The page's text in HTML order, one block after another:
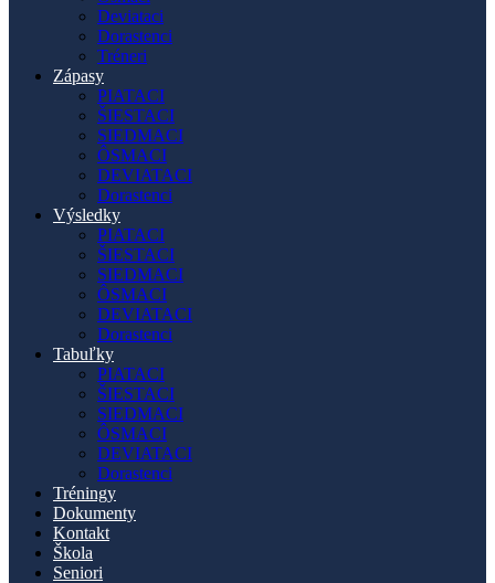
Deviataci
Dorastenci
Tréneri
Zápasy
PIATACI
ŠIESTACI
SIEDMACI
ÔSMACI
DEVIATACI
Dorastenci
Výsledky
PIATACI
ŠIESTACI
SIEDMACI
ÔSMACI
DEVIATACI
Dorastenci
Tabuľky
PIATACI
ŠIESTACI
SIEDMACI
ÔSMACI
DEVIATACI
Dorastenci
Tréningy
Dokumenty
Kontakt
Škola
Seniori